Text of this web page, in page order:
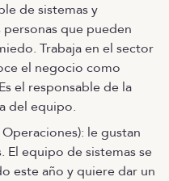
de sistemas y
personas que pueden
Trabaja en el sector
el negocio como
el responsable de la
del equipo.
le gustan
El equipo de sistemas se
este año y quiere dar un